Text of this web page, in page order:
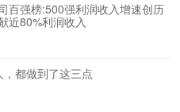
百强榜:500强利润收入增速创历
近80%利润收入
都做到了这三点